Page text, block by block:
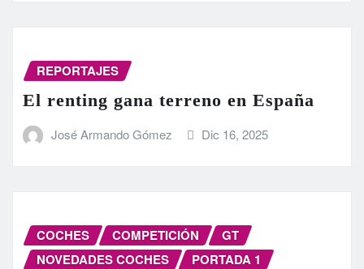
REPORTAJES
El renting gana terreno en España
José Armando Gómez Dic 16, 2025
COCHES COMPETICIÓN
GT
NOVEDADES COCHES
PORTADA 1